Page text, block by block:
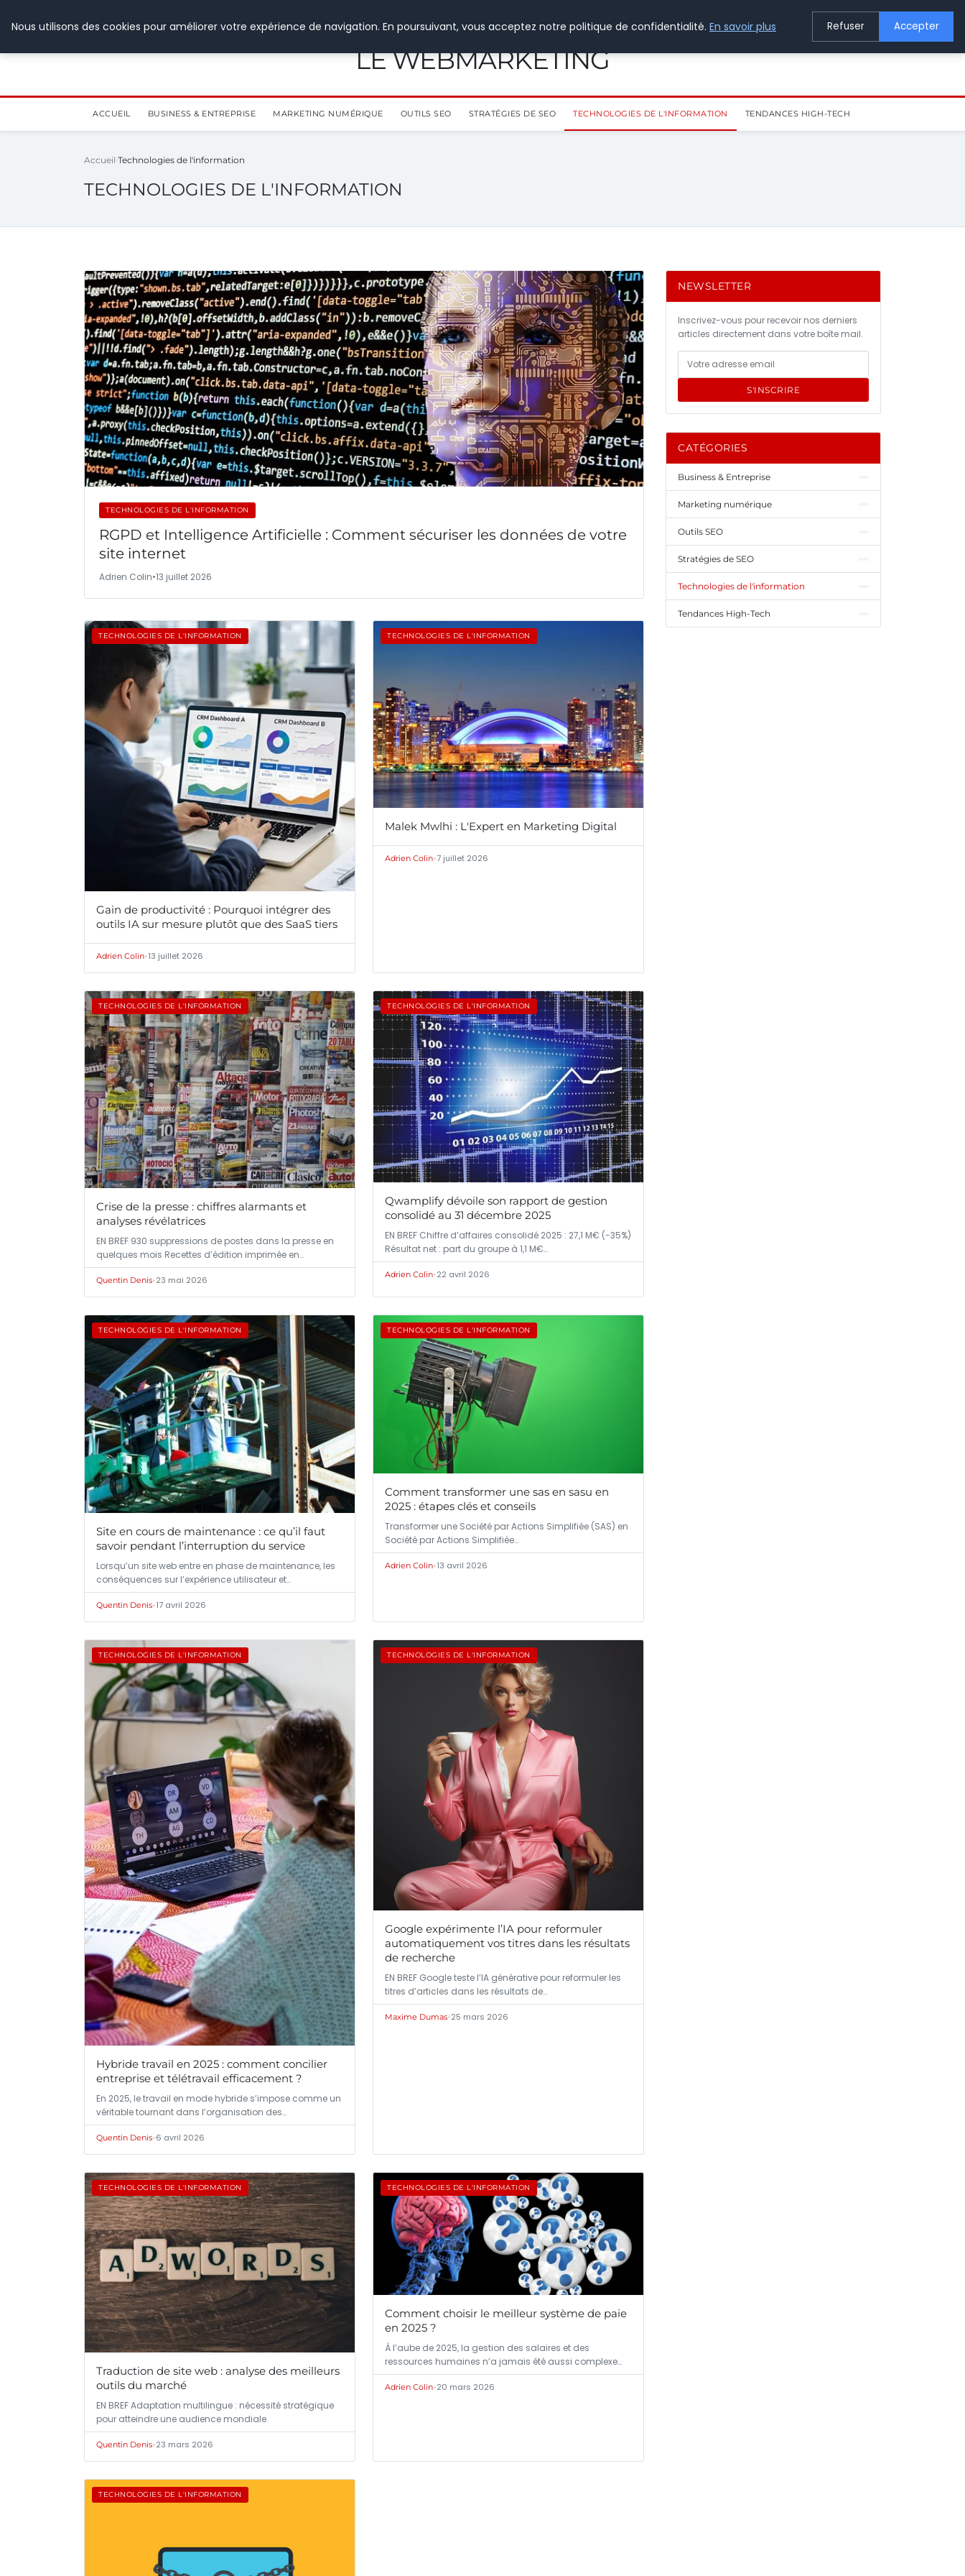
LE WEBMARKETING
ACCUEIL BUSINESS & ENTREPRISE MARKETING NUMÉRIQUE OUTILS SEO STRATÉGIES DE SEO TECHNOLOGIES DE L'INFORMATION TENDANCES HIGH-TECH
Accueil Technologies de l'information
TECHNOLOGIES DE L'INFORMATION
TECHNOLOGIES DE L'INFORMATION
RGPD et Intelligence Artificielle : Comment sécuriser les données de votre
site internet
Adrien Colin•13 juillet 2026
TECHNOLOGIES DE L'INFORMATION
Gain de productivité : Pourquoi intégrer des
outils IA sur mesure plutôt que des SaaS tiers
Adrien Colin•13 juillet 2026
TECHNOLOGIES DE L'INFORMATION
Malek Mwlhi : L'Expert en Marketing Digital
Adrien Colin•7 juillet 2026
TECHNOLOGIES DE L'INFORMATION
Crise de la presse : chiffres alarmants et
analyses révélatrices
EN BREF 930 suppressions de postes dans la presse en
quelques mois Recettes d’édition imprimée en…
Quentin Denis•23 mai 2026
TECHNOLOGIES DE L'INFORMATION
Qwamplify dévoile son rapport de gestion
consolidé au 31 décembre 2025
EN BREF Chiffre d’affaires consolidé 2025 : 27,1 M€ (-35%)
Résultat net : part du groupe à 1,1 M€…
Adrien Colin•22 avril 2026
TECHNOLOGIES DE L'INFORMATION
Site en cours de maintenance : ce qu’il faut
savoir pendant l’interruption du service
Lorsqu’un site web entre en phase de maintenance, les
conséquences sur l’expérience utilisateur et…
Quentin Denis•17 avril 2026
TECHNOLOGIES DE L'INFORMATION
Comment transformer une sas en sasu en
2025 : étapes clés et conseils
Transformer une Société par Actions Simplifiée (SAS) en
Société par Actions Simplifiée…
Adrien Colin•13 avril 2026
TECHNOLOGIES DE L'INFORMATION
Hybride travail en 2025 : comment concilier
entreprise et télétravail efficacement ?
En 2025, le travail en mode hybride s’impose comme un
véritable tournant dans l’organisation des…
Quentin Denis•6 avril 2026
TECHNOLOGIES DE L'INFORMATION
Google expérimente l’IA pour reformuler
automatiquement vos titres dans les résultats
de recherche
EN BREF Google teste l’IA générative pour reformuler les
titres d’articles dans les résultats de…
Maxime Dumas•25 mars 2026
TECHNOLOGIES DE L'INFORMATION
Traduction de site web : analyse des meilleurs
outils du marché
EN BREF Adaptation multilingue : nécessité stratégique
pour atteindre une audience mondiale.
Quentin Denis•23 mars 2026
TECHNOLOGIES DE L'INFORMATION
Comment choisir le meilleur système de paie
en 2025 ?
À l’aube de 2025, la gestion des salaires et des
ressources humaines n’a jamais été aussi complexe…
Adrien Colin•20 mars 2026
TECHNOLOGIES DE L'INFORMATION
NEWSLETTER
Inscrivez-vous pour recevoir nos derniers
articles directement dans votre boîte mail.
S'INSCRIRE
CATÉGORIES
Business & Entreprise
Marketing numérique
Outils SEO
Stratégies de SEO
Technologies de l'information
Tendances High-Tech
Nous utilisons des cookies pour améliorer votre expérience de navigation. En poursuivant, vous acceptez notre politique de confidentialité. En savoir plus Refuser Accepter